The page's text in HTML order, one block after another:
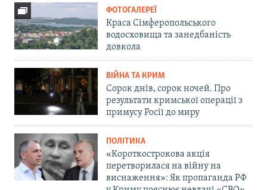
ФОТОГАЛЕРЕЇ
Краса Сімферопольського
водосховища та занедбаність
довкола
ВІЙНА ТА КРИМ
Сорок днів, сорок ночей. Про
результати кримської операції з
примусу Росії до миру
ПОЛІТИКА
«Короткострокова акція
перетворилася на війну на
виснаження»: Як пропаганда РФ